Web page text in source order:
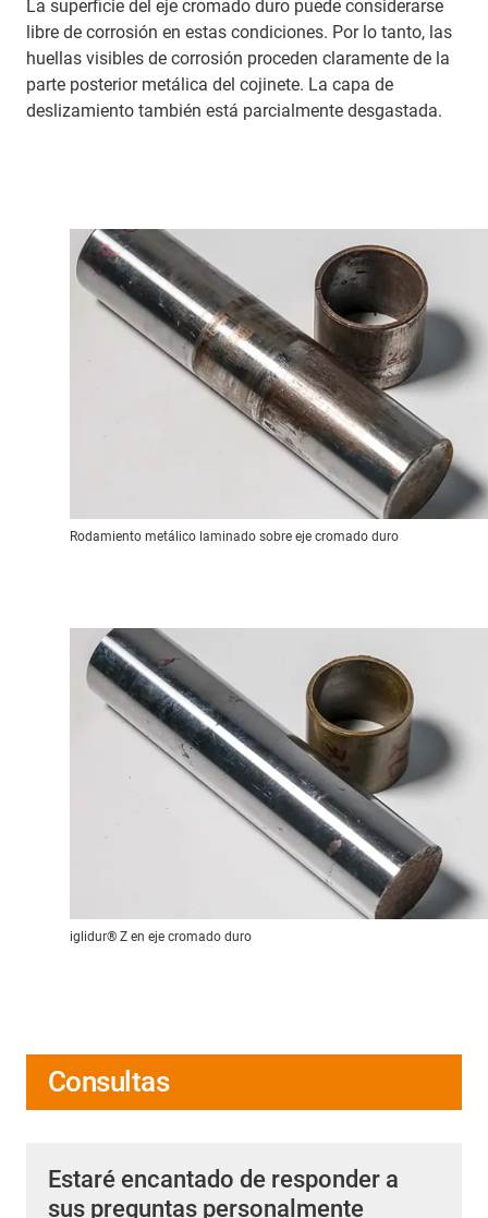
La superficie del eje cromado duro puede considerarse
libre de corrosión en estas condiciones. Por lo tanto, las
huellas visibles de corrosión proceden claramente de la
parte posterior metálica del cojinete. La capa de
deslizamiento también está parcialmente desgastada.
Rodamiento metálico laminado sobre eje cromado duro
iglidur® Z en eje cromado duro
Consultas
Estaré encantado de responder a
sus preguntas personalmente